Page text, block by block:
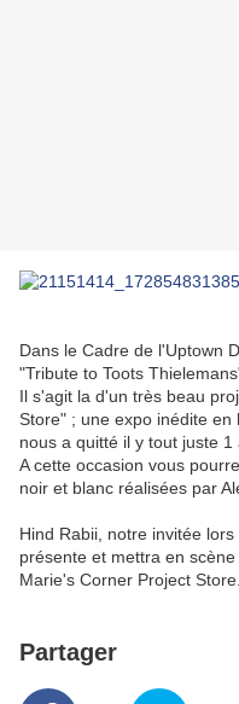
Dans le Cadre de l'Uptown
"Tribute to Toots
Il s'agit la d'un très beau
Store" ; une expo inédite
nous a quitté il y tout juste 1
A cette occasion vous
noir et blanc réalisées par
Hind Rabii, notre invitée
présente et mettra en
Marie's Corner Project Store.
Partager